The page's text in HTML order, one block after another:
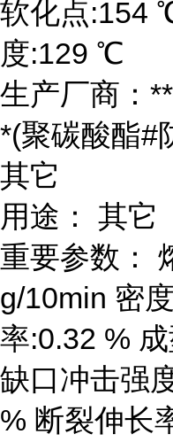
软化点:154
度:129 ℃
生产厂商：
*(聚碳酸酯#
其它
用途： 其它
重要参数：
g/10min 密
率:0.32 %
缺口冲击强
% 断裂伸长